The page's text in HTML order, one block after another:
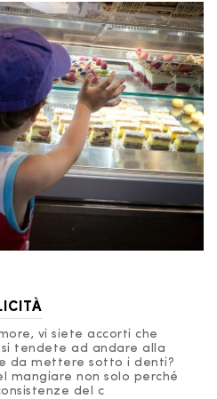
vi siete accorti che
tendete ad andare alla
da mettere sotto i denti?
mangiare non solo perché
del c